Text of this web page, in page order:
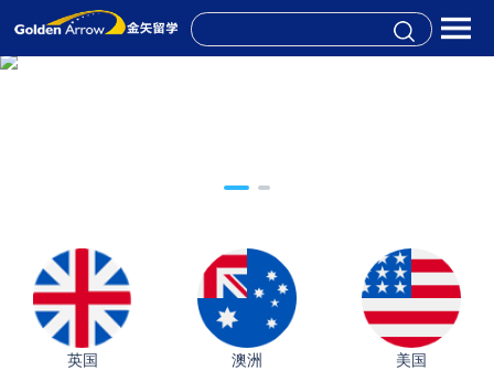
英国 澳洲 美国